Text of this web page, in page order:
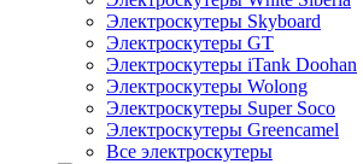
Электроскутеры Skyboard
Электроскутеры GT
Электроскутеры iTank Doohan
Электроскутеры Wolong
Электроскутеры Super Soco
Электроскутеры Greencamel
Все электроскутеры